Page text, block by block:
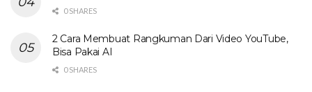
0 SHARES
2 Cara Membuat Rangkuman Dari Video YouTube,
Bisa Pakai AI
0 SHARES